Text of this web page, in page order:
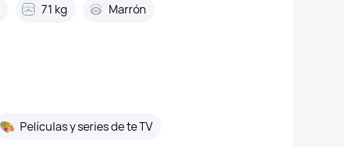
71 kg Marrón
Películas y series de te TV